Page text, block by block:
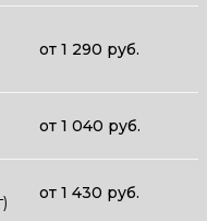
от 1 290 руб.
от 1 040 руб.
от 1 430 руб.